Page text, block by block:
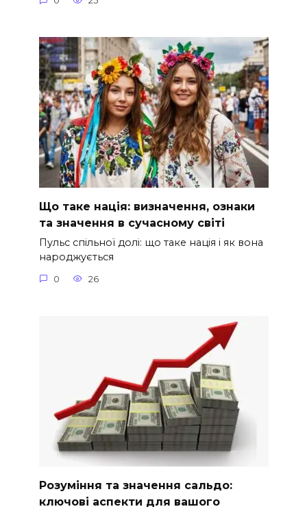
Що таке нація: визначення, ознаки
та значення в сучасному світі
Пульс спільної долі: що таке нація і як вона
народжується
0 26
Розуміння та значення сальдо:
ключові аспекти для вашого